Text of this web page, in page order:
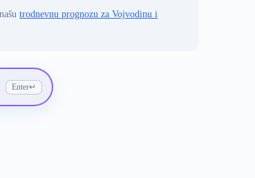
trodnevnu prognozu za Vojvodinu i
Enter↵